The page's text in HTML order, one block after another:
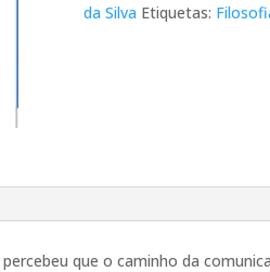
da Silva Etiquetas:
que o caminho da